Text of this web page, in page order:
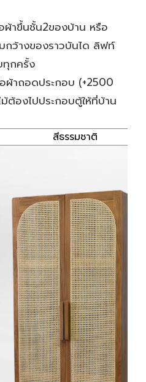
ผ้าขึ้นชั้น2ของบ้าน หรือ
กว้างของราวบันได ลิฟท์
กครั้ง
ผ้าถอดประกอบ (+2500
ต้องไปประกอบตู้ให้ที่บ้าน
สีธรรมชาติ